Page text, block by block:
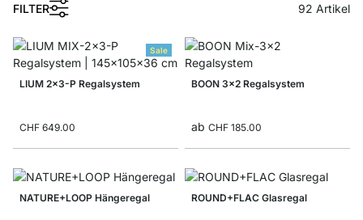
FILTER 92 Artikel
Sale
LIUM 2x3-P Regalsystem
CHF 649.00
BOON 3x2 Regalsystem
ab CHF 185.00
NATURE+LOOP Hängeregal ROUND+FLAC Glasregal